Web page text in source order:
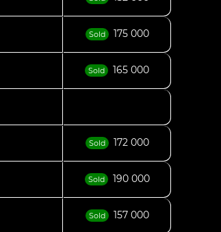
Sold 175 000
Sold 165 000
Sold 172 000
Sold 190 000
Sold 157 000